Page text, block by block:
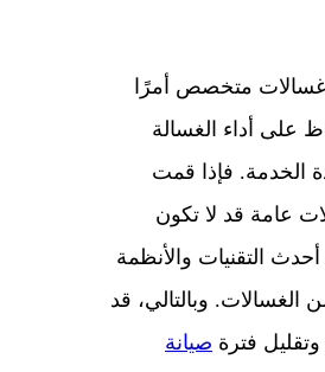
غسالات متخصص أمرًا
على أداء الغسالة
الخدمة. فإذا قمت
عامة قد لا تكون
التقنيات والأنظمة
الغسالات. وبالتالي، قد
فترة صيانة